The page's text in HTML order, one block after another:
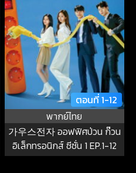
ตอนที่ 1-12
พากย์ไทย
가우스전자 ออฟฟิศป่วน ก๊วน
อิเล็กทรอนิกส์ ซีซั่น 1 EP.1-12